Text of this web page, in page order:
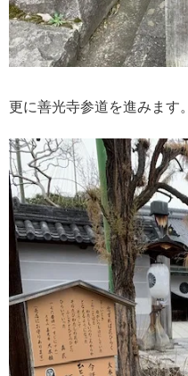
更に善光寺参道を進みます。